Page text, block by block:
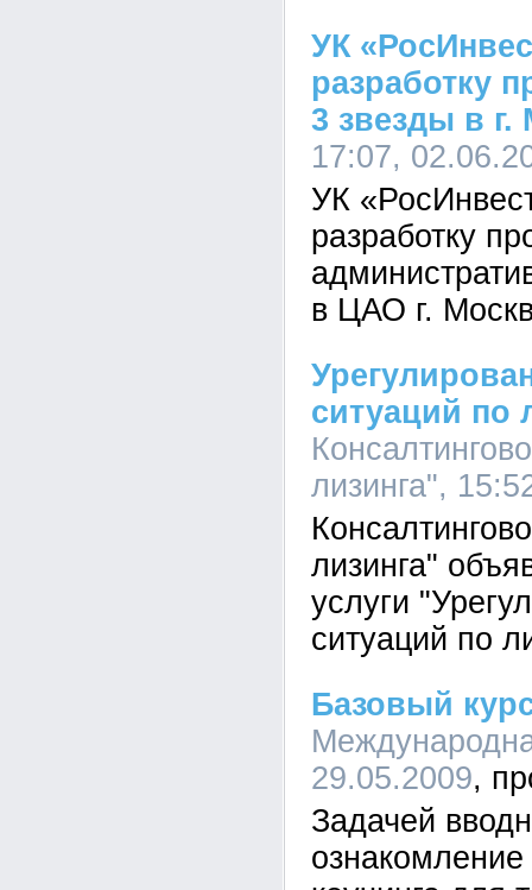
УК
разработку
3 звезды в г.
17:07,
УК
разработку
в ЦАО г.
ситуаций по
лизинга",
лизинга"
услуги
ситуаций по
Базовый
29.05.2009
Задачей